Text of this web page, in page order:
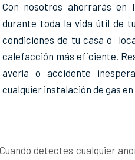
Con nosotros ahorrarás en
durante toda la vida útil de
condiciones de tu casa o
calefacción más eficiente.
avería o accidente
cualquier instalación de gas
Cuando detectes cualquier